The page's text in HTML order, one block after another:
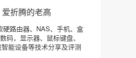
爱折腾的老高
硬路由器、NAS、手机、盒
码，显示器、鼠标键盘、
能设备等技术分享及评测